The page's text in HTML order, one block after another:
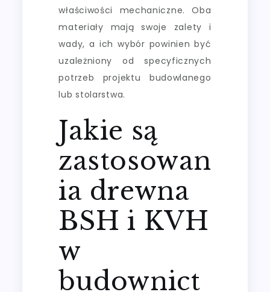
właściwości mechaniczne. Oba
materiały mają swoje zalety i
wady, a ich wybór powinien być
uzależniony od specyficznych
potrzeb projektu budowlanego
lub stolarstwa.
Jakie są
zastosowan
ia drewna
BSH i KVH
w
budownict